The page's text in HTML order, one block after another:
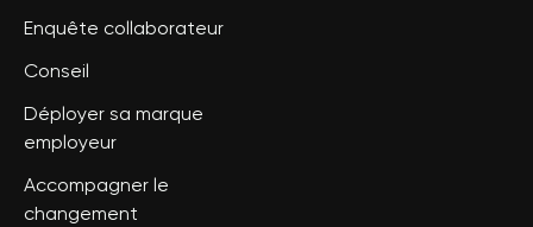
Enquête collaborateur
Conseil
Déployer sa marque
employeur
Accompagner le
changement